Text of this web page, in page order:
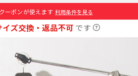
クーポンが使えます 利用条件を見る
イズ交換・返品不可 です